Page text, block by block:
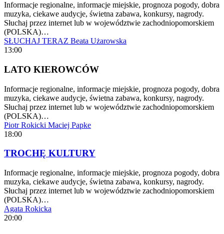
Informacje regionalne, informacje miejskie, prognoza pogody, dobra
muzyka, ciekawe audycje, świetna zabawa, konkursy, nagrody.
Słuchaj przez internet lub w województwie zachodniopomorskiem
(POLSKA)…
SŁUCHAJ TERAZ Beata Użarowska
13:00
LATO KIEROWCÓW
Informacje regionalne, informacje miejskie, prognoza pogody, dobra
muzyka, ciekawe audycje, świetna zabawa, konkursy, nagrody.
Słuchaj przez internet lub w województwie zachodniopomorskiem
(POLSKA)…
Piotr Rokicki Maciej Papke
18:00
TROCHĘ KULTURY
Informacje regionalne, informacje miejskie, prognoza pogody, dobra
muzyka, ciekawe audycje, świetna zabawa, konkursy, nagrody.
Słuchaj przez internet lub w województwie zachodniopomorskiem
(POLSKA)…
Agata Rokicka
20:00